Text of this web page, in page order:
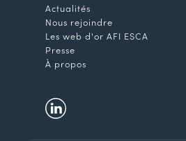
Actualités
Nous rejoindre
Les web d'or AFI ESCA
Presse
À propos